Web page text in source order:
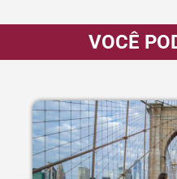
VOCÊ